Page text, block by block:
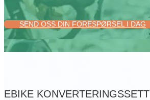
SEND OSS DIN FORESPØRSEL I DAG
EBIKE KONVERTERINGSSETT